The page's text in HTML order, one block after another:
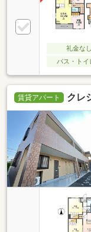
礼金なし
バス・トイ
賃貸アパート クレ